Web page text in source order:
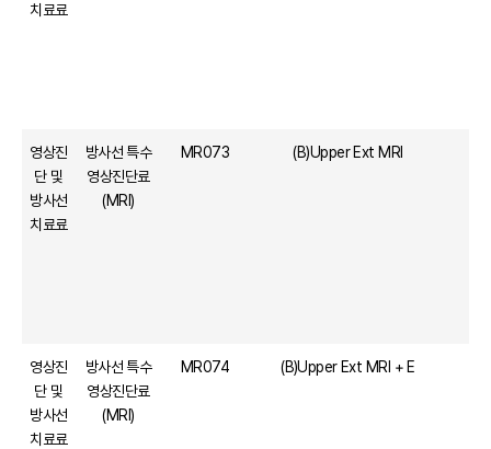
치료료
영상진
단 및
방사선
치료료
방사선 특수
영상진단료
(MRI)
MR073 (B)Upper Ext MRI
영상진
단 및
방사선
치료료
방사선 특수
영상진단료
(MRI)
MR074 (B)Upper Ext MRI + E